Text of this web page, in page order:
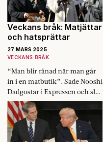
småskaliga
yrkesfiskarna.
Veckans bråk: Matjättar
och hatsprättar
27 MARS 2025
VECKANS BRÅK
“Man blir rånad när man går
in i en matbutik”. Sade Nooshi
Dadgostar i Expressen och slöt
upp i köpbojkotten mot de så
kallade matjättarna…